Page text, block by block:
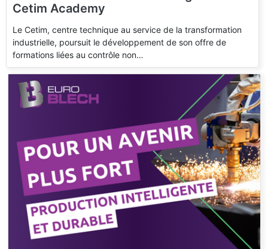
Cetim Academy
Le Cetim, centre technique au service de la transformation
industrielle, poursuit le développement de son offre de
formations liées au contrôle non…